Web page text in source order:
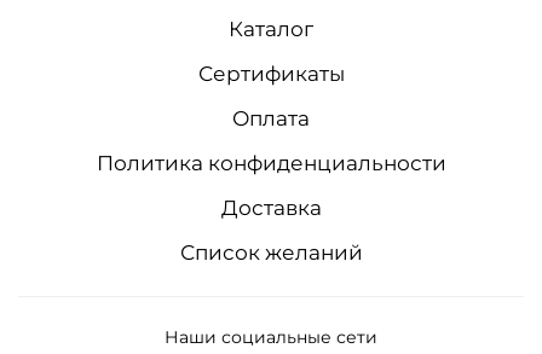
Каталог
Сертификаты
Оплата
Политика конфиденциальности
Доставка
Список желаний
Наши социальные сети